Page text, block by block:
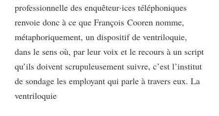
professionnelle des enquêteur·ices téléphoniques
renvoie donc à ce que François Cooren nomme,
métaphoriquement, un dispositif de ventriloquie,
dans le sens où, par leur voix et le recours à un script
qu’ils doivent scrupuleusement suivre, c’est l’institut
de sondage les employant qui parle à travers eux. La
ventriloquie